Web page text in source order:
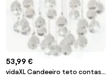
53,99 €
vidaXL Candeeiro teto contas